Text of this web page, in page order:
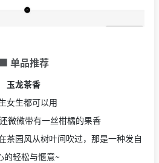
🟩 单品推荐
玉龙茶香
女生都可以用
微微带有一丝柑橘的果香
茶园风从树叶间吹过，那是一种发自
的轻松与愜意~